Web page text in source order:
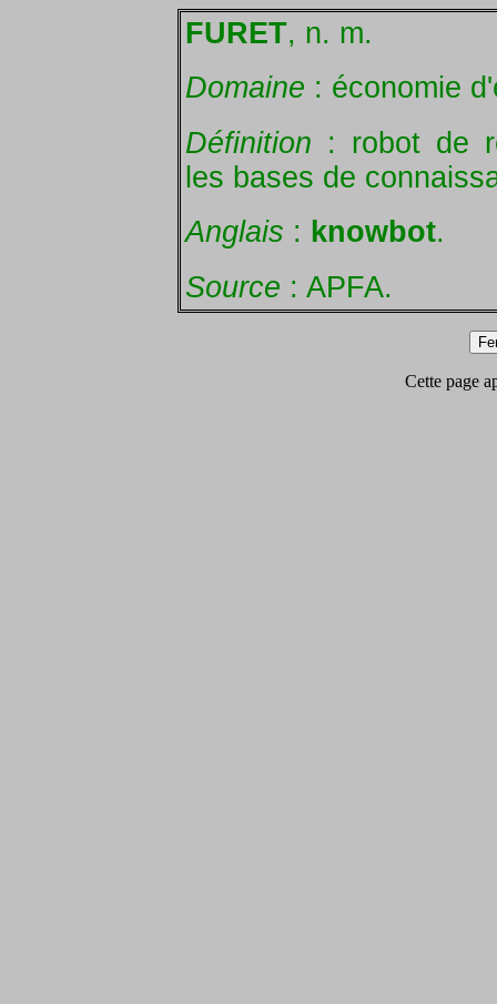
FURET, n. m.
Domaine : économie
Définition : robot de
les bases de
Anglais : knowbot.
Source : APFA.
Cette page